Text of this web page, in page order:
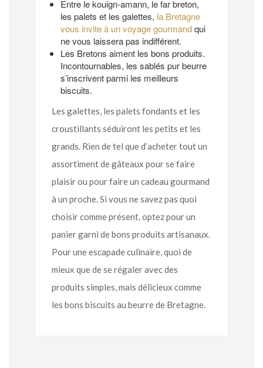
Entre le kouign-amann, le far breton,
les palets et les galettes, la Bretagne
vous invite à un voyage gourmandqui
ne vous laissera pas indifférent.
Les Bretons aiment les bons produits.
Incontournables, les sablés pur beurre
s’inscrivent parmi les meilleurs
biscuits.
Les galettes, les palets fondants et les
croustillants séduiront les petits et les
grands. Rien de tel que d’acheter tout un
assortiment de gâteaux pour se faire
plaisir ou pour faire un cadeau gourmand
à un proche. Si vous ne savez pas quoi
choisir comme présent, optez pour un
panier garni de bons produits artisanaux.
Pour une escapade culinaire, quoi de
mieux que de se régaler avec des
produits simples, mais délicieux comme
les bons biscuits au beurre de Bretagne.